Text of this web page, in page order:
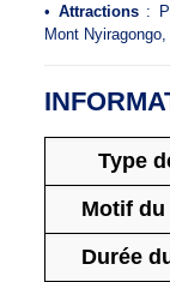
• Attractions:
Mont
Type
Motif
Durée